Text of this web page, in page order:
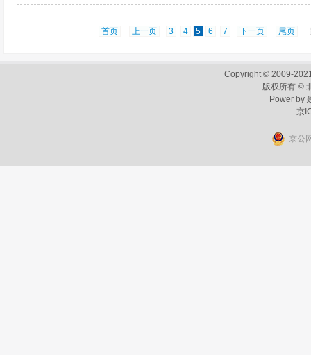
首页 上一页 3 4 5 6 7 下一页 尾页
Copyright © 2009-
版权所有 ©
Power by
京
京公